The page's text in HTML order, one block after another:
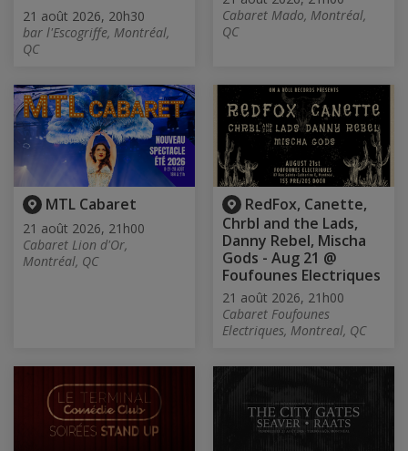
21 août 2026, 20h30
bar l'Escogriffe, Montréal,
QC
Cabaret Mado, Montréal,
QC
MTL Cabaret
21 août 2026, 21h00
Cabaret Lion d'Or,
Montréal, QC
RedFox, Canette,
Chrbl and the Lads,
Danny Rebel, Mischa
Gods - Aug 21 @
Foufounes Electriques
21 août 2026, 21h00
Cabaret Foufounes
Electriques, Montreal, QC